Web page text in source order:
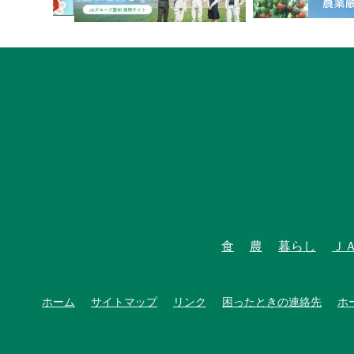
食 農 暮らし Ｊ
ホーム サイトマップ リンク 困ったときの連絡先 ホ